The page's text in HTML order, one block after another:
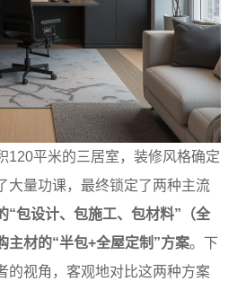
120平米的三居室，装修风格确定
大量功课，最终锁定了两种主流
“包设计、包施工、包材料”（全
主材的“半包+全屋定制”方案。下
的视角，客观地对比这两种方案